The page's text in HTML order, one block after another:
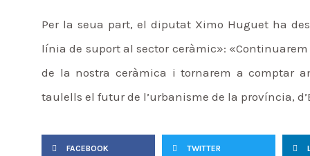
Per la seua part, el diputat Ximo Huguet ha
línia de suport al sector ceràmic»:
de la nostra ceràmica i tornarem a comptar
taulells el futur de l’urbanisme de la província,
FACEBOOK TWITTER